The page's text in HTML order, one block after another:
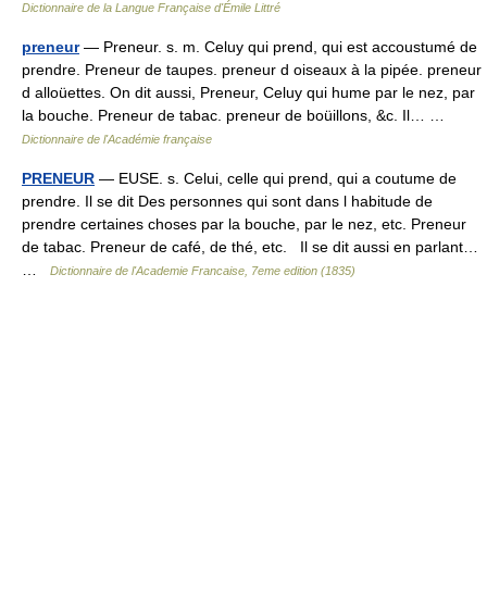
Dictionnaire de la Langue Française d'Émile Littré
preneur— Preneur. s. m. Celuy qui prend, qui est accoustumé de
prendre. Preneur de taupes. preneur d oiseaux à la pipée. preneur
d alloüettes. On dit aussi, Preneur, Celuy qui hume par le nez, par
la bouche. Preneur de tabac. preneur de boüillons, &c. Il… …
Dictionnaire de l'Académie française
PRENEUR — EUSE. s. Celui, celle qui prend, qui a coutume de
prendre. Il se dit Des personnes qui sont dans l habitude de
prendre certaines choses par la bouche, par le nez, etc. Preneur
de tabac. Preneur de café, de thé, etc. Il se dit aussi en parlant…
Dictionnaire de l'Academie Francaise, 7eme edition (1835)